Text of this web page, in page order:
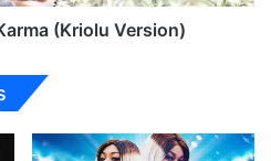
(Kriolu Version)